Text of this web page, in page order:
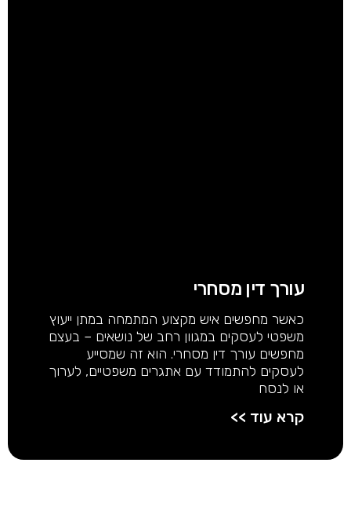
עורך דין מסחרי
כאשר מחפשים איש מקצוע המתמחה במתן ייעוץ
משפטי לעסקים במגוון רחב של נושאים – בעצם
מחפשים עורך דין מסחרי. הוא זה שמסייע
לעסקים להתמודד עם אתגרים משפטיים, לערוך
או לנסח
קרא עוד >>